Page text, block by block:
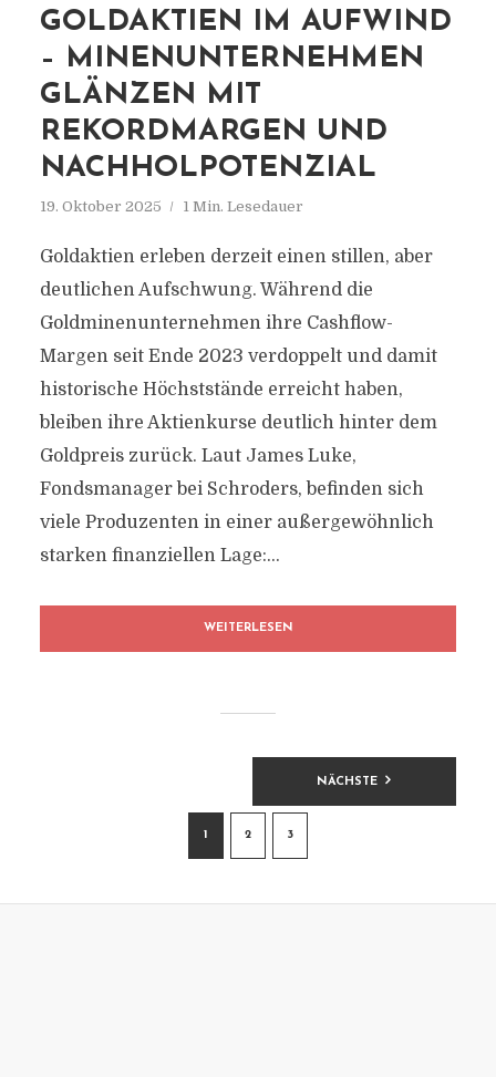
GOLDAKTIEN IM AUFWIND
– MINENUNTERNEHMEN
GLÄNZEN MIT
REKORDMARGEN UND
NACHHOLPOTENZIAL
19. Oktober 2025 1 Min. Lesedauer
Goldaktien erleben derzeit einen stillen, aber
deutlichen Aufschwung. Während die
Goldminenunternehmen ihre Cashflow-
Margen seit Ende 2023 verdoppelt und damit
historische Höchststände erreicht haben,
bleiben ihre Aktienkurse deutlich hinter dem
Goldpreis zurück. Laut James Luke,
Fondsmanager bei Schroders, befinden sich
viele Produzenten in einer außergewöhnlich
starken finanziellen Lage:...
WEITERLESEN
BEITRAGSNAVIGATION
1 2 3
NÄCHSTE